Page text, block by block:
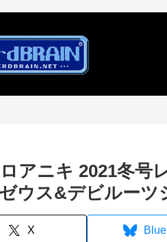
アニキ 2021冬号
ウス&デビルーツ
X